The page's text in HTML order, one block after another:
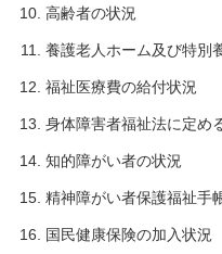
高齢者の状況
養護老人ホーム及び特別
福祉医療費の給付状況
身体障害者福祉法に定め
知的障がい者の状況
精神障がい者保護福祉手
国民健康保険の加入状況